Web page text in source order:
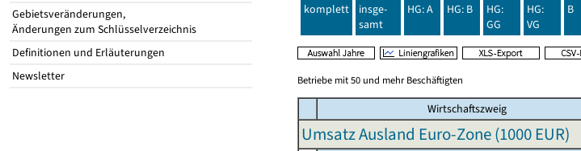
Gebietsveränderungen,
Änderungen zum Schlüsselverzeichnis
Definitionen und Erläuterungen
Newsletter
komplett
insge-
samt
HG: A HG: B
HG:
GG
HG:
VG
B
Betriebe mit 50 und mehr Beschäftigten
Wirtschaftszweig
Umsatz Ausland Euro-Zone (1000 EUR)